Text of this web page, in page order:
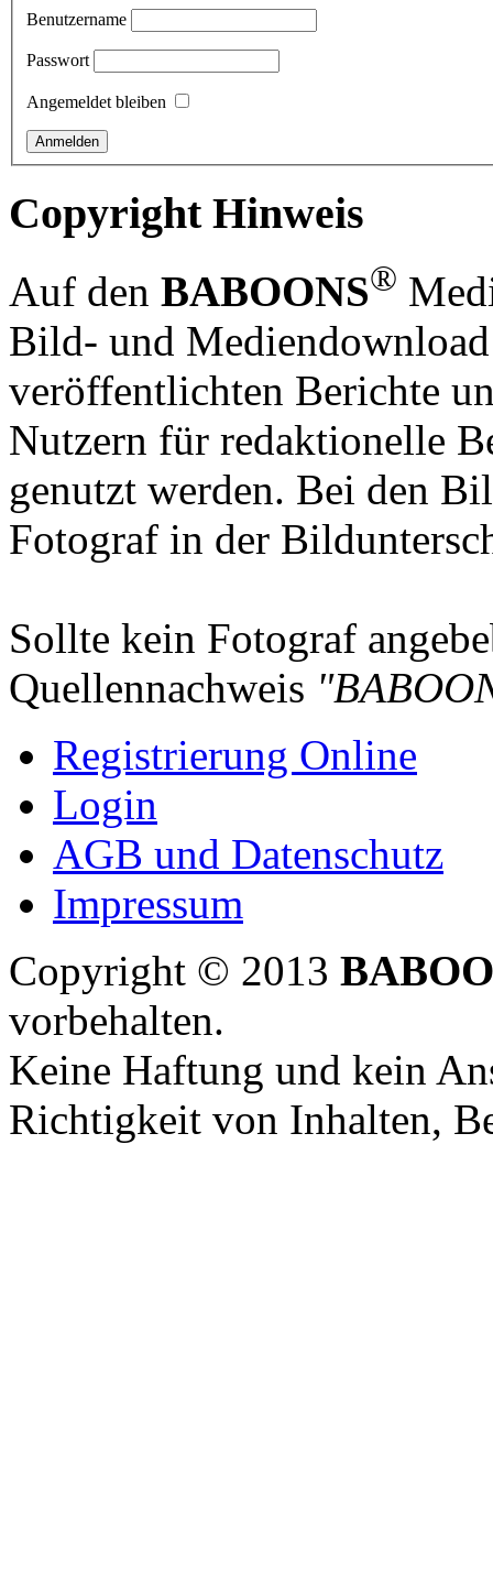
Benutzername
Passwort
Angemeldet bleiben
Copyright Hinweis
Auf den BABOONS®
Bild- und
veröffentlichten Berichte
Nutzern für redaktionelle
genutzt werden. Bei den
Fotograf in der
Sollte kein Fotograf
Quellennachweis
Registrierung Online
Login
AGB und Datenschutz
Impressum
Copyright © 2013
vorbehalten.
Keine Haftung und kein
Richtigkeit von Inhalten,